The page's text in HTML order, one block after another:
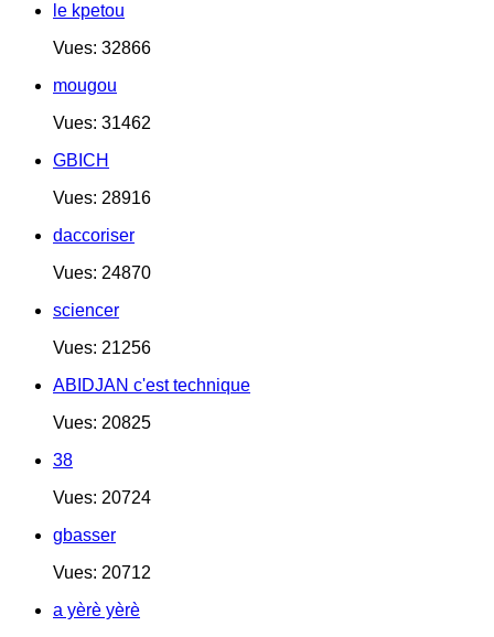
le kpetou
Vues: 32866
mougou
Vues: 31462
GBICH
Vues: 28916
daccoriser
Vues: 24870
sciencer
Vues: 21256
ABIDJAN c'est technique
Vues: 20825
38
Vues: 20724
gbasser
Vues: 20712
a yèrè yèrè